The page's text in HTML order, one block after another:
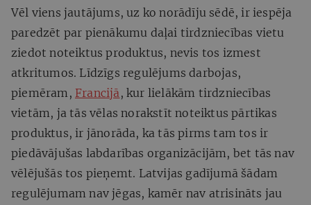
Vēl viens jautājums, uz ko norādīju sēdē, ir iespēja
paredzēt par pienākumu daļai tirdzniecības vietu
ziedot noteiktus produktus, nevis tos izmest
atkritumos. Līdzīgs regulējums darbojas,
piemēram, Francijā , kur lielākām tirdzniecības
vietām, ja tās vēlas norakstīt noteiktus pārtikas
produktus, ir jānorāda, ka tās pirms tam tos ir
piedāvājušas labdarības organizācijām, bet tās nav
vēlējušās tos pieņemt. Latvijas gadījumā šādam
regulējumam nav jēgas, kamēr nav atrisināts jau